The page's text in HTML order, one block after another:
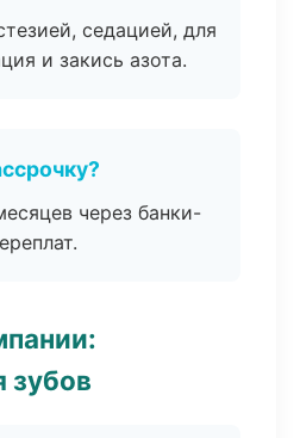
седацией, для
и закись азота.
через банки-
зубов